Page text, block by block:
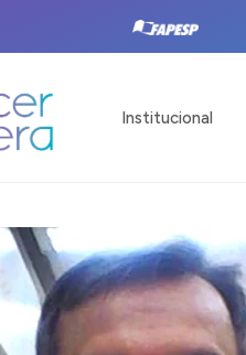
Institucional